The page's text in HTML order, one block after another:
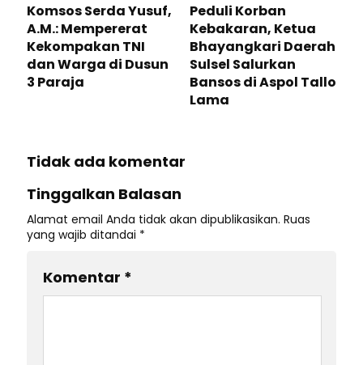
Komsos Serda Yusuf,
A.M.: Mempererat
Kekompakan TNI
dan Warga di Dusun
3 Paraja
Peduli Korban
Kebakaran, Ketua
Bhayangkari Daerah
Sulsel Salurkan
Bansos di Aspol Tallo
Lama
Tidak ada komentar
Tinggalkan Balasan
Alamat email Anda tidak akan dipublikasikan. Ruas
yang wajib ditandai *
Komentar *